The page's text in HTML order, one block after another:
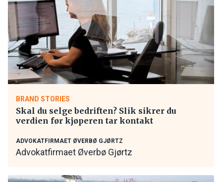
BRAND STORIES
Skal du selge bedriften? Slik sikrer du
verdien før kjøperen tar kontakt
ADVOKATFIRMAET ØVERBØ GJØRTZ
Advokatfirmaet Øverbø Gjørtz